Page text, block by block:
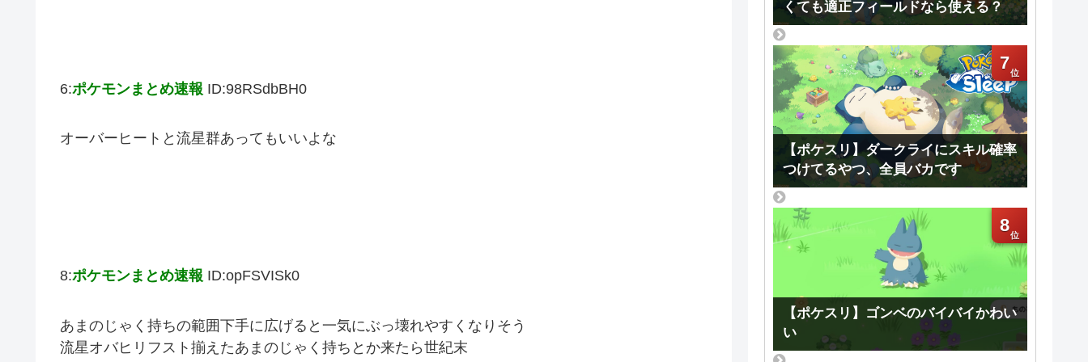
6:ポケモンまとめ速報 ID:98RSdbBH0
オーバーヒートと流星群あってもいいよな
8:ポケモンまとめ速報 ID:opFSVISk0
あまのじゃく持ちの範囲下手に広げると一気にぶっ壊れやすくなりそう
流星オバヒリフスト揃えたあまのじゃく持ちとか来たら世紀末
くても適正フィールドなら使える？
7
【ポケスリ】ダークライにスキル確率
つけてるやつ、全員バカです
8
【ポケスリ】ゴンベのバイバイかわい
い